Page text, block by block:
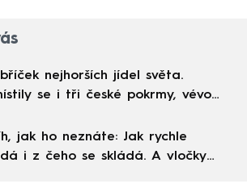
nejhorších jídel světa.
se i tři české pokrmy, vévodí
jak ho neznáte: Jak rychle
i z čeho se skládá. A vločky